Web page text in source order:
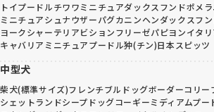
トイプードルチワワミニチュアダックスフンドポメ
ミニチュアシュナウザーパグカニンヘンダックスフン
ヨークシャーテリアビションフリーゼパピヨンイタ
キャバリア ミニチュアプードル狆(チン)日本スピッツ
中型犬
柴犬(標準サイズ)フレンチブルドッグボーダーコリー
シェットランドシープドッグコーギーミディアムプー